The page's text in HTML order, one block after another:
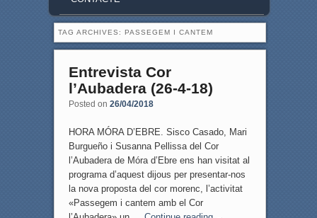
TAG ARCHIVES: PASSEGEM I CANTEM
Entrevista Cor
l’Aubadera (26-4-18)
Posted on 26/04/2018
HORA MÓRA D’EBRE. Sisco Casado, Mari
Burgueño i Susanna Pellissa del Cor
l’Aubadera de Móra d’Ebre ens han visitat al
programa d’aquest dijous per presentar-nos
la nova proposta del cor morenc, l’activitat
«Passegem i cantem amb el Cor